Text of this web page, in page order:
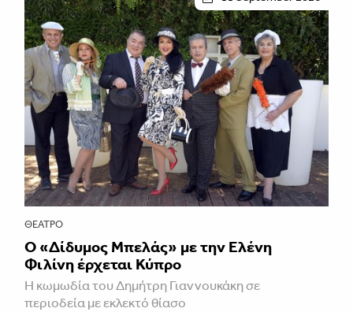
ΘΈΑΤΡΟ
Ο «Δίδυμος Μπελάς» με την Ελένη
Φιλίνη έρχεται Κύπρο
Η κωμωδία του Δημήτρη Γιαννουκάκη σε
περιοδεία με εκλεκτό θίασο